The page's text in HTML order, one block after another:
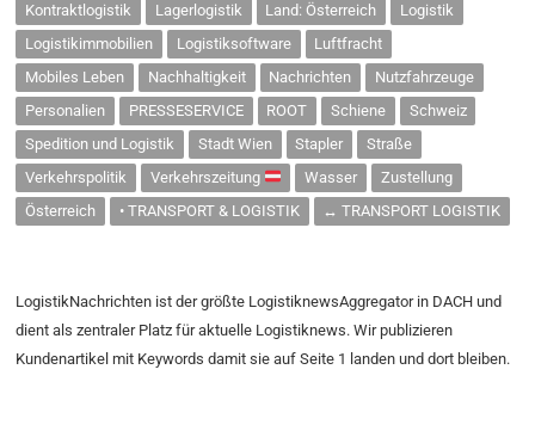
Kontraktlogistik
Lagerlogistik Land: Österreich
Logistik
Logistikimmobilien
Logistiksoftware
Luftfracht
Mobiles Leben
Nachhaltigkeit Nachrichten
Nutzfahrzeuge
Personalien
PRESSESERVICE ROOT Schiene
Schweiz
Spedition und Logistik
Stadt Wien Stapler
Straße
Verkehrspolitik
Verkehrszeitung Wasser
Zustellung
Österreich
• TRANSPORT & LOGISTIK ↔ TRANSPORT LOGISTIK
LogistikNachrichten ist der größte LogistiknewsAggregator in DACH und
dient als zentraler Platz für aktuelle Logistiknews. Wir publizieren
Kundenartikel mit Keywords damit sie auf Seite 1 landen und dort bleiben.